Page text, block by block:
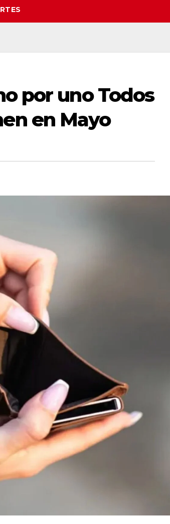
por uno Todos
en Mayo